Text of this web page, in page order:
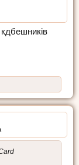
кдбешників